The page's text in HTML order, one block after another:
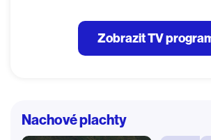
Zobrazit TV
Nachové plachty